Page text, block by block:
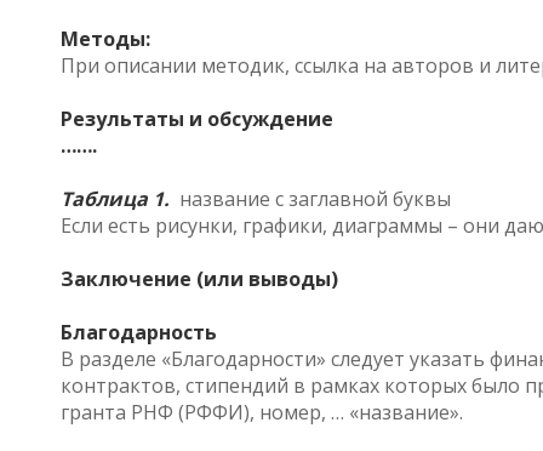
Методы:
При описании методик, ссылка на авторов и
Результаты и обсуждение
…….
Таблица 1. название с заглавной буквы
Если есть рисунки, графики, диаграммы – они
Заключение (или выводы)
Благодарность
В разделе «Благодарности» следует указать
контрактов, стипендий в рамках которых было
гранта РНФ (РФФИ), номер, … «название».